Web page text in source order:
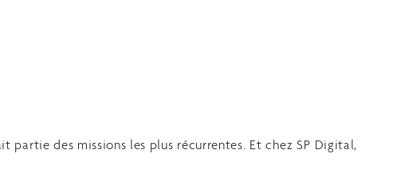
partie des missions les plus récurrentes. Et chez SP Digital,